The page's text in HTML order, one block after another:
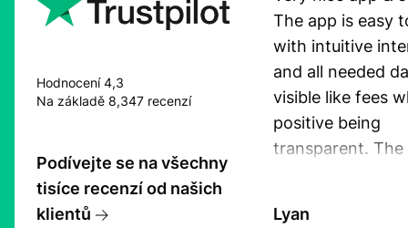
Hodnocení 4,3
Na základě 8,347 recenzí
Podívejte se na všechny
tisíce recenzí od našich
klientů
The app is easy
with intuitive
and all needed
visible like fees
positive being
transparent. The
Lyan